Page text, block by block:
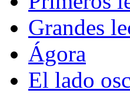
Grandes
Ágora
El lado